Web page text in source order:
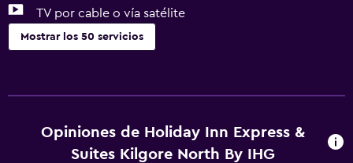
TV por cable o vía satélite
Mostrar los 50 servicios
Salas de conferencia
Cajero automático/banco
Centro de negocios
Opiniones de Holiday Inn Express &
Suites Kilgore North By IHG